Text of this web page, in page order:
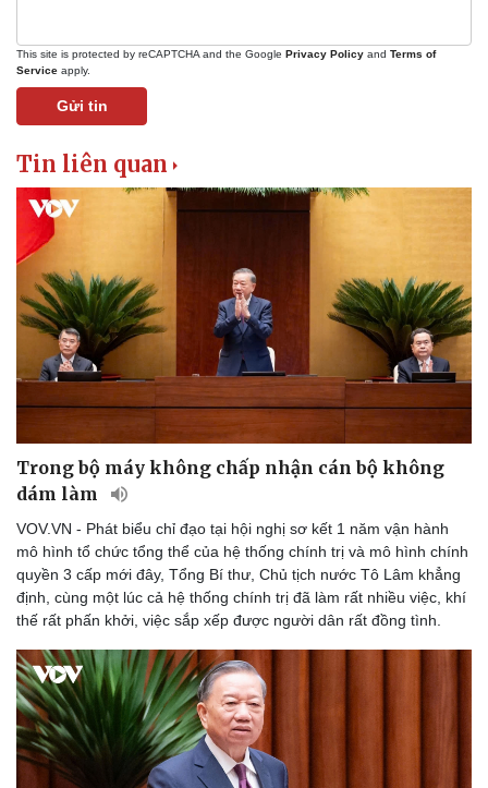
This site is protected by reCAPTCHA and the Google Privacy Policy and Terms of
Service apply.
Gửi tin
Tin liên quan
Trong bộ máy không chấp nhận cán bộ không
dám làm
VOV.VN - Phát biểu chỉ đạo tại hội nghị sơ kết 1 năm vận hành
mô hình tổ chức tổng thể của hệ thống chính trị và mô hình chính
quyền 3 cấp mới đây, Tổng Bí thư, Chủ tịch nước Tô Lâm khẳng
định, cùng một lúc cả hệ thống chính trị đã làm rất nhiều việc, khí
thế rất phấn khởi, việc sắp xếp được người dân rất đồng tình.